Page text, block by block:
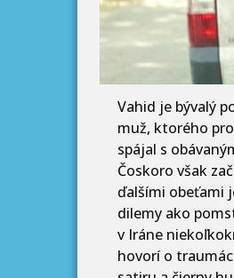
Vahid je bývalý
muž, ktorého
spájal s
Čoskoro však
ďalšími obeťami
dilemy ako
v Iráne
hovorí o